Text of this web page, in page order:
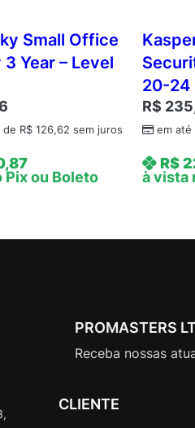
n
e
s
s
S
e
l
e
–
L
Small Office
Year – Level
de R$ 126,62 sem juros
Pix ou Boleto
20-24
R$
em até
R$
à vista
PROMASTERS
Receba nossas
CLIENTE